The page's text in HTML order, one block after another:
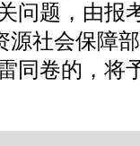
问题，由报
社会保障部
同卷的，将